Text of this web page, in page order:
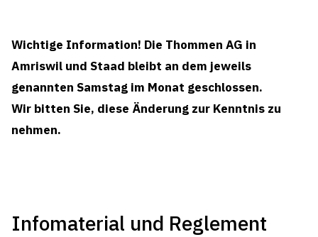
Wichtige Information! Die Thommen AG in
Amriswil und Staad bleibt an dem jeweils
genannten Samstag im Monat geschlossen.
Wir bitten Sie, diese Änderung zur Kenntnis zu
nehmen.
Infomaterial und Reglement